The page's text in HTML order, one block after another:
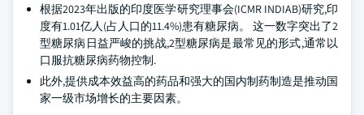
根据2023年出版的印度医学研究理事会(ICMR INDIAB)研究,印
度有1.01亿人(占人口的11.4%)患有糖尿病。 这一数字突出了2
型糖尿病日益严峻的挑战,2型糖尿病是最常见的形式,通常以
口服抗糖尿病药物控制.
此外,提供成本效益高的药品和强大的国内制药制造是推动国
家一级市场增长的主要因素。